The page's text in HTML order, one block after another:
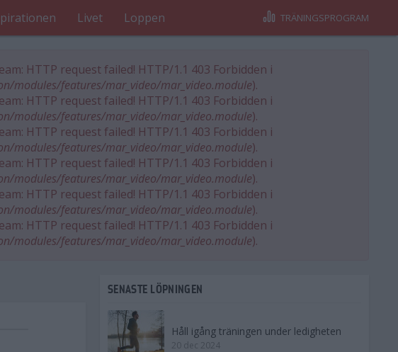
Livet Loppen TRÄNINGSPROGRAM
HTTP request failed! HTTP/1.1 403 Forbidden i
modules/features/mar_video/mar_video.module).
HTTP request failed! HTTP/1.1 403 Forbidden i
modules/features/mar_video/mar_video.module).
HTTP request failed! HTTP/1.1 403 Forbidden i
modules/features/mar_video/mar_video.module).
HTTP request failed! HTTP/1.1 403 Forbidden i
modules/features/mar_video/mar_video.module).
HTTP request failed! HTTP/1.1 403 Forbidden i
modules/features/mar_video/mar_video.module).
HTTP request failed! HTTP/1.1 403 Forbidden i
modules/features/mar_video/mar_video.module).
SENASTE LÖPNINGEN
Håll igång träningen under ledigheten
20 dec 2024